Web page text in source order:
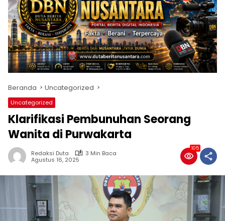
Beranda Uncategorized
Uncategorized
Klarifikasi Pembunuhan Seorang
Wanita di Purwakarta
Redaksi Duta
3 Min Baca
Agustus 16, 2025
105